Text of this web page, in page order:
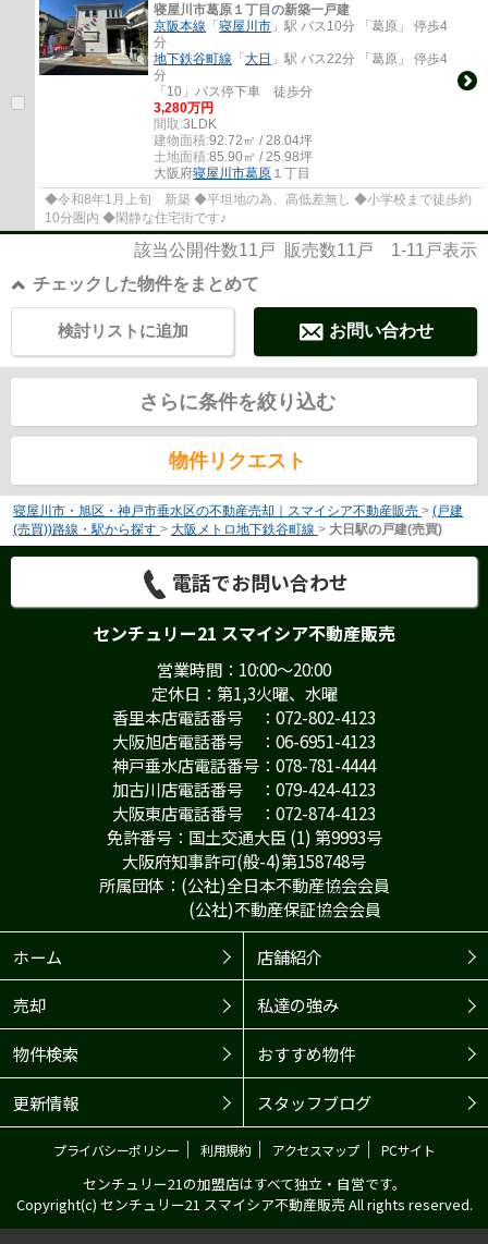
寝屋川市葛原１丁目の新築一戸建
京阪本線 「寝屋川市 」駅 バス10分 「葛原」 停歩4
分
地下鉄谷町線 「大日 」駅 バス22分 「葛原」 停歩4
分
「10」バス停下車 徒歩分
3,280万円
間取:3LDK
建物面積:92.72㎡ / 28.04坪
土地面積:85.90㎡ / 25.98坪
大阪府寝屋川市葛原 １丁目
◆令和8年1月上旬 新築 ◆平坦地の為、高低差無し ◆小学校まで徒歩約
10分圏内 ◆閑静な住宅街です♪
該当公開件数11 戸 販売数11 戸 1-11 戸表示
チェックした物件をまとめて
お問い合わせ
検討リストに追加
さらに条件を絞り込む
物件リクエスト
寝屋川市・旭区・神戸市垂水区の不動産売却｜スマイシア不動産販売 > (戸建
(売買))路線・駅から探す > 大阪メトロ地下鉄谷町線 > 大日駅の戸建(売買)
電話でお問い合わせ
センチュリー21 スマイシア不動産販売
営業時間：10:00～20:00
定休日：第1,3火曜、水曜
香里本店電話番号 ：072-802-4123
大阪旭店電話番号 ：06-6951-4123
神戸垂水店電話番号：078-781-4444
加古川店電話番号 ：079-424-4123
大阪東店電話番号 ：072-874-4123
免許番号：国土交通大臣 (1) 第9993号
大阪府知事許可(般-4)第158748号
所属団体：(公社)全日本不動産協会会員
(公社)不動産保証協会会員
ホーム
店舗紹介
売却 私達の強み
物件検索 おすすめ物件
更新情報 スタッフブログ
プライバシーポリシー ｜ 利用規約｜ アクセスマップ｜ PCサイト
センチュリー21の加盟店はすべて独立・自営です。
Copyright(c) センチュリー21 スマイシア不動産販売 All rights reserved.